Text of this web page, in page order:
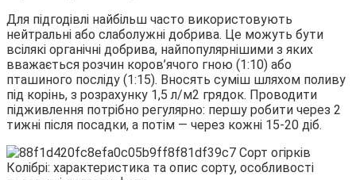
Для підгодівлі найбільш часто використовують
нейтральні або слаболужні добрива. Це можуть бути
всілякі органічні добрива, найпопулярнішими з яких
вважається розчин коров’ячого гною (1:10) або
пташиного посліду (1:15). Вносять суміш шляхом поливу
під корінь, з розрахунку 1,5 л/м2 грядок. Проводити
підживлення потрібно регулярно: першу робити через 2
тижні після посадки, а потім — через кожні 15-20 діб.